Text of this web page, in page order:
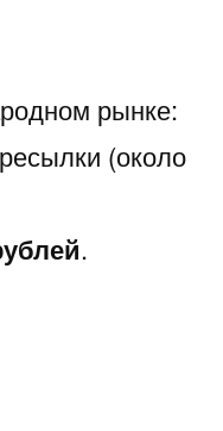
рынке:
(около
.